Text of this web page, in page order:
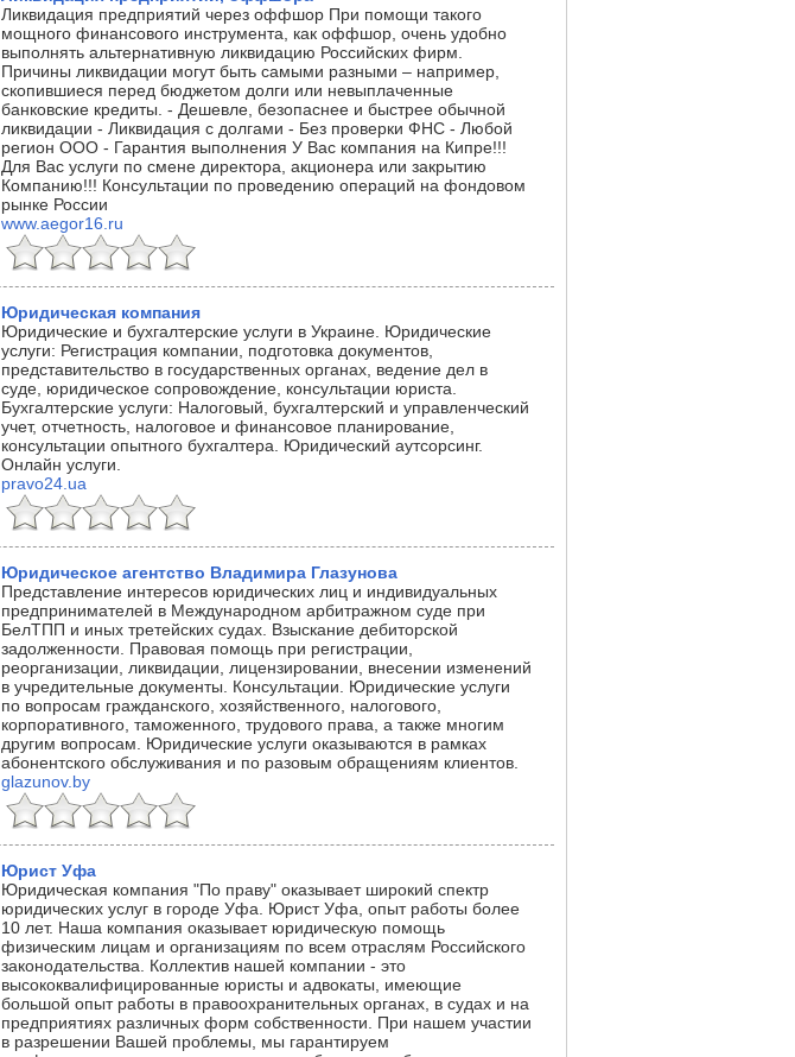
Ликвидация предприятий через оффшор При помощи такого
мощного финансового инструмента, как оффшор, очень удобно
выполнять альтернативную ликвидацию Российских фирм.
Причины ликвидации могут быть самыми разными – например,
скопившиеся перед бюджетом долги или невыплаченные
банковские кредиты. - Дешевле, безопаснее и быстрее обычной
ликвидации - Ликвидация с долгами - Без проверки ФНС - Любой
регион ООО - Гарантия выполнения У Вас компания на Кипре!!!
Для Вас услуги по смене директора, акционера или закрытию
Компанию!!! Консультации по проведению операций на фондовом
рынке России
www.aegor16.ru
Юридическая компания
Юридические и бухгалтерские услуги в Украине. Юридические
услуги: Регистрация компании, подготовка документов,
представительство в государственных органах, ведение дел в
суде, юридическое сопровождение, консультации юриста.
Бухгалтерские услуги: Налоговый, бухгалтерский и управленческий
учет, отчетность, налоговое и финансовое планирование,
консультации опытного бухгалтера. Юридический аутсорсинг.
Онлайн услуги.
pravo24.ua
Юридическое агентство Владимира Глазунова
Представление интересов юридических лиц и индивидуальных
предпринимателей в Международном арбитражном суде при
БелТПП и иных третейских судах. Взыскание дебиторской
задолженности. Правовая помощь при регистрации,
реорганизации, ликвидации, лицензировании, внесении изменений
в учредительные документы. Консультации. Юридические услуги
по вопросам гражданского, хозяйственного, налогового,
корпоративного, таможенного, трудового права, а также многим
другим вопросам. Юридические услуги оказываются в рамках
абонентского обслуживания и по разовым обращениям клиентов.
glazunov.by
Юрист Уфа
Юридическая компания "По праву" оказывает широкий спектр
юридических услуг в городе Уфа. Юрист Уфа, опыт работы более
10 лет. Наша компания оказывает юридическую помощь
физическим лицам и организациям по всем отраслям Российского
законодательства. Коллектив нашей компании - это
высококвалифицированные юристы и адвокаты, имеющие
большой опыт работы в правоохранительных органах, в судах и на
предприятиях различных форм собственности. При нашем участии
в разрешении Вашей проблемы, мы гарантируем